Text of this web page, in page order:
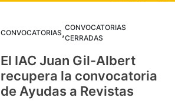
CONVOCATORIAS,CONVOCATORIAS
CERRADAS
El IAC Juan Gil-Albert
recupera la convocatoria
de Ayudas a Revistas